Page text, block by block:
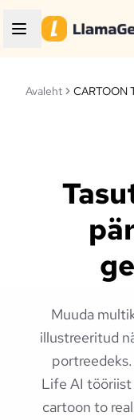
Avaleht CARTOON
Muuda
illustreeritud
Life AI tööriist
cartoon to